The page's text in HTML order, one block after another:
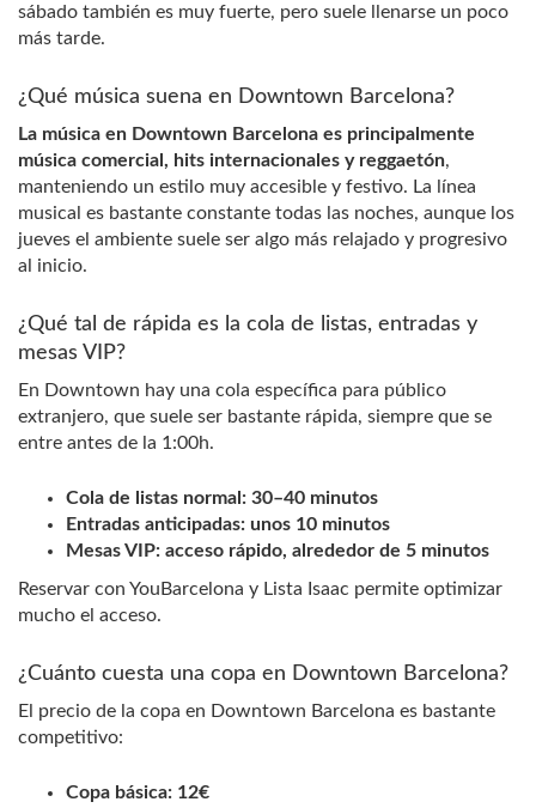
sábado también es muy fuerte, pero suele llenarse un poco
más tarde.
¿Qué música suena en Downtown Barcelona?
La música en Downtown Barcelona es principalmente
música comercial, hits internacionales y reggaetón,
manteniendo un estilo muy accesible y festivo. La línea
musical es bastante constante todas las noches, aunque los
jueves el ambiente suele ser algo más relajado y progresivo
al inicio.
¿Qué tal de rápida es la cola de listas, entradas y
mesas VIP?
En Downtown hay una cola específica para público
extranjero, que suele ser bastante rápida, siempre que se
entre antes de la 1:00h.
Cola de listas normal: 30–40 minutos
Entradas anticipadas: unos 10 minutos
Mesas VIP: acceso rápido, alrededor de 5 minutos
Reservar con YouBarcelona y Lista Isaac permite optimizar
mucho el acceso.
¿Cuánto cuesta una copa en Downtown Barcelona?
El precio de la copa en Downtown Barcelona es bastante
competitivo:
Copa básica: 12€